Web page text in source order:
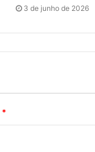
3 de junho de 2026
*